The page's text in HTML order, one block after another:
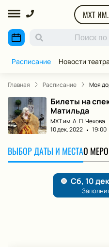
МХТ
Расписание Новости театра
Главная Расписание Моя
Билеты на
Матильда
МХТ им. А. П. Чехова
10 дек. 2022
19:00
ВЫБОР ДАТЫ И МЕСТАО